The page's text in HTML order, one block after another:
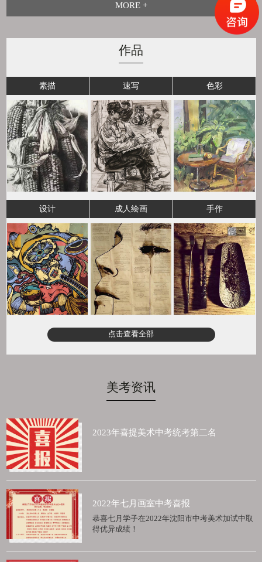
MORE +
作品
素描 速写 色彩
设计 成人绘画 手作
点击查看全部
美考资讯
2023年喜提美术中考统考第二名
2022年七月画室中考喜报
恭喜七月学子在2022年沈阳市中考美术加试中取
得优异成绩！